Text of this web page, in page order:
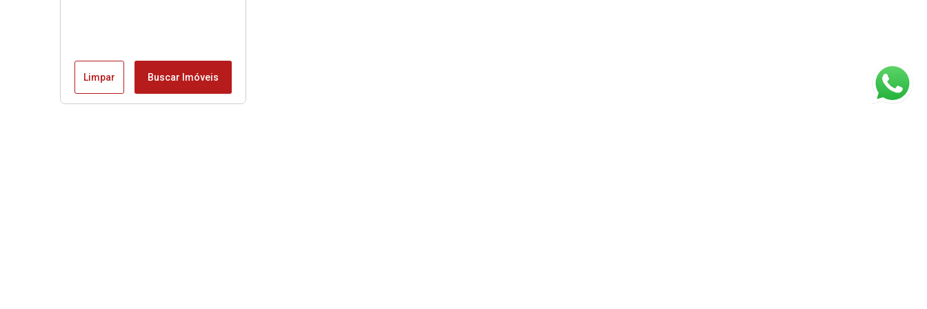
Limpar Buscar Imóveis